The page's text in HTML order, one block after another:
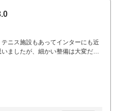
ニス施設もあってインターにも近
ましたが、細かい整備は大変だと
の口コミにもありました）接客を
す。良くなる要素があるだけに残
想よく良かったです。